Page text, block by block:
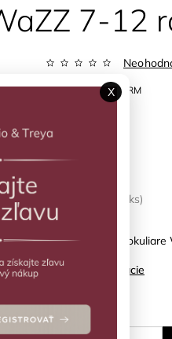
7-12
€35
Kód: WA5SUNSTORM
KiETLA slnečné
Detailné informácie
(1 ks)
X